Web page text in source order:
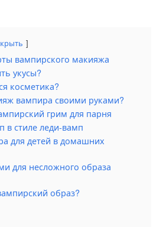
вампирского макияжа
укусы?
косметика?
вампира своими руками?
грим для парня
в стиле леди-вамп
для детей в домашних
для несложного образа
образ?